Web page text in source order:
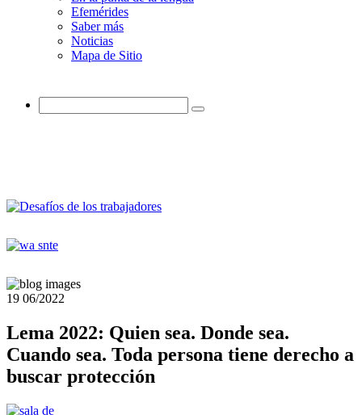
Efemérides
Saber más
Noticias
Mapa de Sitio
19 06/2022
Lema 2022: Quien sea. Donde sea.
Cuando sea. Toda persona tiene derecho a
buscar protección